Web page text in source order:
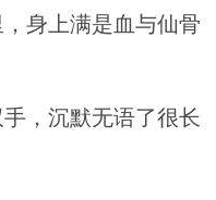
身上满是血与仙骨
，沉默无语了很长